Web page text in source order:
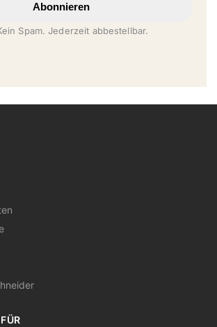
Abonnieren
Spam. Jederzeit abbestellbar.